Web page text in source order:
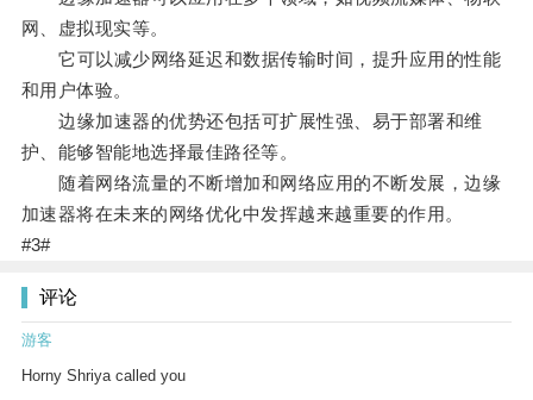
网、虚拟现实等。
它可以减少网络延迟和数据传输时间，提升应用的性能
和用户体验。
边缘加速器的优势还包括可扩展性强、易于部署和维
护、能够智能地选择最佳路径等。
随着网络流量的不断增加和网络应用的不断发展，边缘
加速器将在未来的网络优化中发挥越来越重要的作用。
#3#
评论
游客
Horny Shriya called you